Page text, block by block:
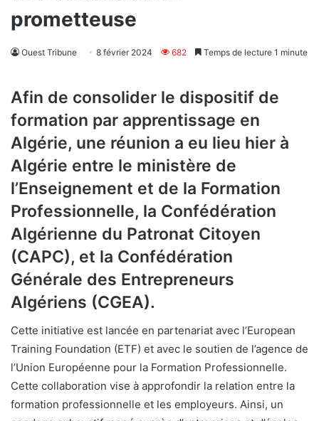
prometteuse
Ouest Tribune 8 février 2024 682 Temps de lecture 1 minute
Afin de consolider le dispositif de
formation par apprentissage en
Algérie, une réunion a eu lieu hier à
Algérie entre le ministère de
l’Enseignement et de la Formation
Professionnelle, la Confédération
Algérienne du Patronat Citoyen
(CAPC), et la Confédération
Générale des Entrepreneurs
Algériens (CGEA).
Cette initiative est lancée en partenariat avec l’European
Training Foundation (ETF) et avec le soutien de l’agence de
l’Union Européenne pour la Formation Professionnelle.
Cette collaboration vise à approfondir la relation entre la
formation professionnelle et les employeurs. Ainsi, un